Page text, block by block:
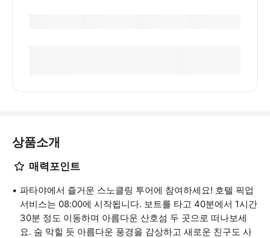
상품소개
매력포인트
파타야에서 즐거운 스노클링 투어에 참여하세요! 호텔 픽업
서비스는 08:00에 시작됩니다. 보트를 타고 40분에서 1시간
30분 정도 이동하며 아름다운 산호섬 두 곳으로 떠나보세
요. 숨 막힐 듯 아름다운 풍경을 감상하고 새로운 친구도 사